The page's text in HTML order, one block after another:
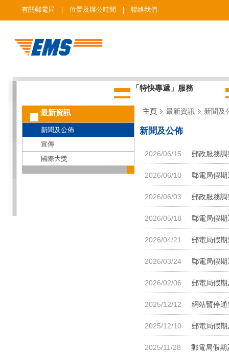
有關郵電局 位置及辦公時間 聯絡我們
「特快專遞」服務
最新資訊
新聞及公佈
宣傳
國際大獎
主頁 最新資訊 新聞及
新聞及公佈
2026/06/15 郵政服務
2026/06/10 郵電局假期
2026/06/03 郵政服務
2026/05/18 郵電局假期
2026/04/21 郵電局假期
2026/03/24 郵電局假期
2026/02/06 郵電局假
2025/12/12 網站暫停通
2025/12/10 郵電局假
2025/11/28 郵電局假期